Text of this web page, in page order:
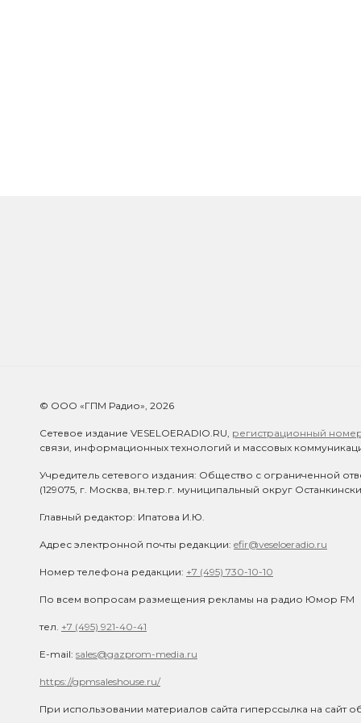
© ООО «ГПМ Радио», 2026
Сетевое издание VESELOERADIO.RU, регистрационный
связи, информационных технологий и массовых
Учредитель сетевого издания: Общество с ограниченной
(129075, г. Москва, вн.тер.г. муниципальный округ
Главный редактор: Ипатова И.Ю.
Адрес электронной почты редакции: efir@veseloeradio.ru
Номер телефона редакции: +7 (495) 730-10-10
По всем вопросам размещения рекламы на радио Юмор FM
тел. +7 (495) 921-40-41
E-mail: sales@gazprom-media.ru
https://gpmsaleshouse.ru/
При использовании материалов сайта гиперссылка на сайт